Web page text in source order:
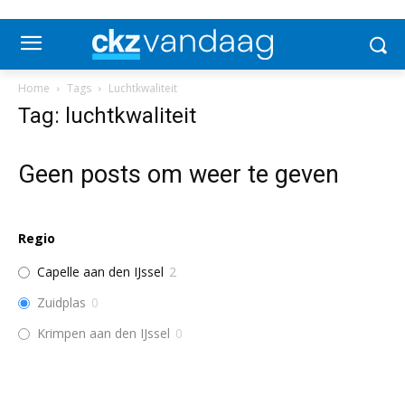
Home Tags Luchtkwaliteit
Tag: luchtkwaliteit
Geen posts om weer te geven
Regio
Capelle aan den IJssel 2
Zuidplas 0
Krimpen aan den IJssel 0